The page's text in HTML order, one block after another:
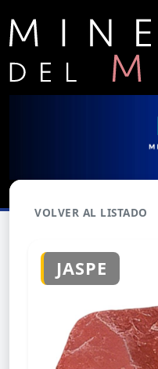
VOLVER AL LISTADO
JASPE